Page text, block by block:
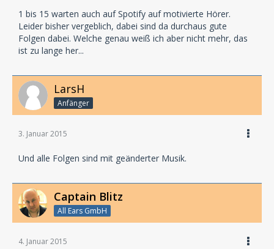
1 bis 15 warten auch auf Spotify auf motivierte Hörer.
Leider bisher vergeblich, dabei sind da durchaus gute
Folgen dabei. Welche genau weiß ich aber nicht mehr, das
ist zu lange her...
LarsH
Anfänger
3. Januar 2015
Und alle Folgen sind mit geänderter Musik.
Captain Blitz
All Ears GmbH
4. Januar 2015